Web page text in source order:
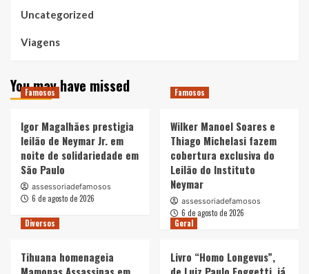
Uncategorized
Viagens
You may have missed
Famosos
Igor Magalhães prestigia
leilão de Neymar Jr. em
noite de solidariedade em
São Paulo
assessoriadefamosos
6 de agosto de 2026
Famosos
Wilker Manoel Soares e
Thiago Michelasi fazem
cobertura exclusiva do
Leilão do Instituto
Neymar
assessoriadefamosos
6 de agosto de 2026
Diversos
Tihuana homenageia
Geral
Livro “Homo Longevus”,